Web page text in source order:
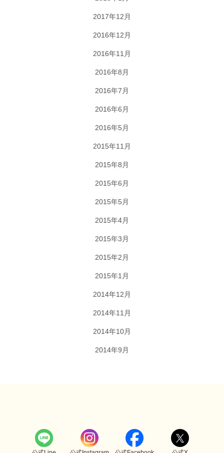
2017年12月
2016年12月
2016年11月
2016年8月
2016年7月
2016年6月
2016年5月
2015年11月
2015年8月
2015年6月
2015年5月
2015年4月
2015年3月
2015年2月
2015年1月
2014年12月
2014年11月
2014年10月
2014年9月